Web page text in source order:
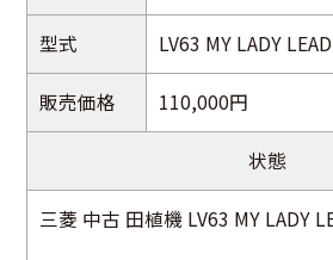
型式 LV63 MY LADY LEAD
販売価格 110,000円
状態
三菱 中古 田植機 LV63 MY LADY